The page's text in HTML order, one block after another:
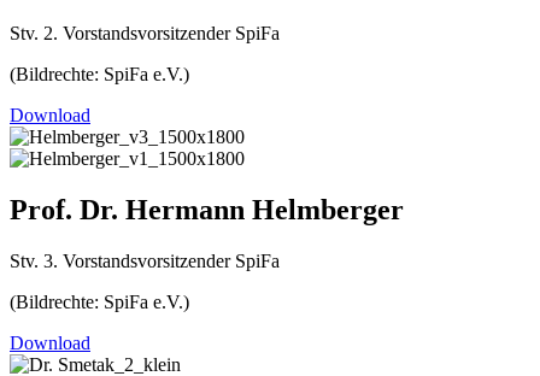
Stv. 2. Vorstandsvorsitzender SpiFa
(Bildrechte: SpiFa e.V.)
Download
Prof. Dr. Hermann Helmberger
Stv. 3. Vorstandsvorsitzender SpiFa
(Bildrechte: SpiFa e.V.)
Download